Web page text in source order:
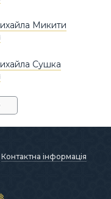
Микити
Сушка
Контактна інформація